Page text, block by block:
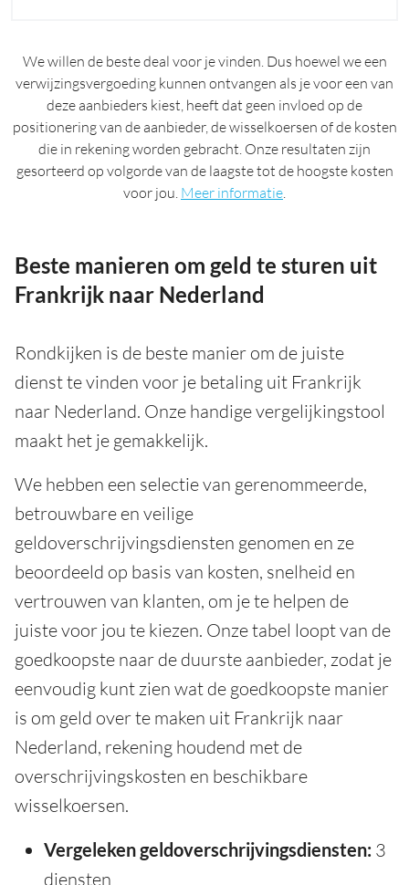
We willen de beste deal voor je vinden. Dus hoewel we een
verwijzingsvergoeding kunnen ontvangen als je voor een van
deze aanbieders kiest, heeft dat geen invloed op de
positionering van de aanbieder, de wisselkoersen of de kosten
die in rekening worden gebracht. Onze resultaten zijn
gesorteerd op volgorde van de laagste tot de hoogste kosten
voor jou. Meer informatie.
Beste manieren om geld te sturen uit
Frankrijk naar Nederland
Rondkijken is de beste manier om de juiste
dienst te vinden voor je betaling uit Frankrijk
naar Nederland. Onze handige vergelijkingstool
maakt het je gemakkelijk.
We hebben een selectie van gerenommeerde,
betrouwbare en veilige
geldoverschrijvingsdiensten genomen en ze
beoordeeld op basis van kosten, snelheid en
vertrouwen van klanten, om je te helpen de
juiste voor jou te kiezen. Onze tabel loopt van de
goedkoopste naar de duurste aanbieder, zodat je
eenvoudig kunt zien wat de goedkoopste manier
is om geld over te maken uit Frankrijk naar
Nederland, rekening houdend met de
overschrijvingskosten en beschikbare
wisselkoersen.
Vergeleken geldoverschrijvingsdiensten: 3
diensten